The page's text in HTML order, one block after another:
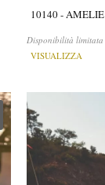
10140 - AMELIE
Disponibilità limitata
VISUALIZZA